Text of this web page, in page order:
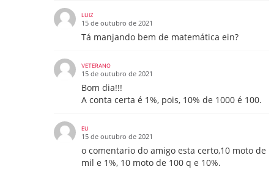
LUIZ
15 de outubro de 2021
Tá manjando bem de matemática ein?
VETERANO
15 de outubro de 2021
Bom dia!!!
A conta certa é 1%, pois, 10% de 1000 é 100.
EU
15 de outubro de 2021
o comentario do amigo esta certo,10 moto de
mil e 1%, 10 moto de 100 q e 10%.